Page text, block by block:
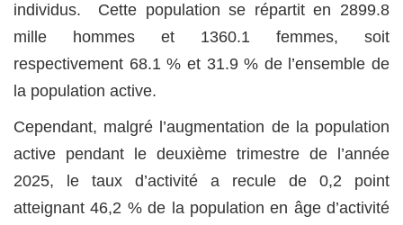
individus. Cette population se répartit en 2899.8
mille hommes et 1360.1 femmes, soit
respectivement 68.1 % et 31.9 % de l’ensemble de
la population active.
Cependant, malgré l’augmentation de la population
active pendant le deuxième trimestre de l’année
2025, le taux d’activité a recule de 0,2 point
atteignant 46,2 % de la population en âge d’activité